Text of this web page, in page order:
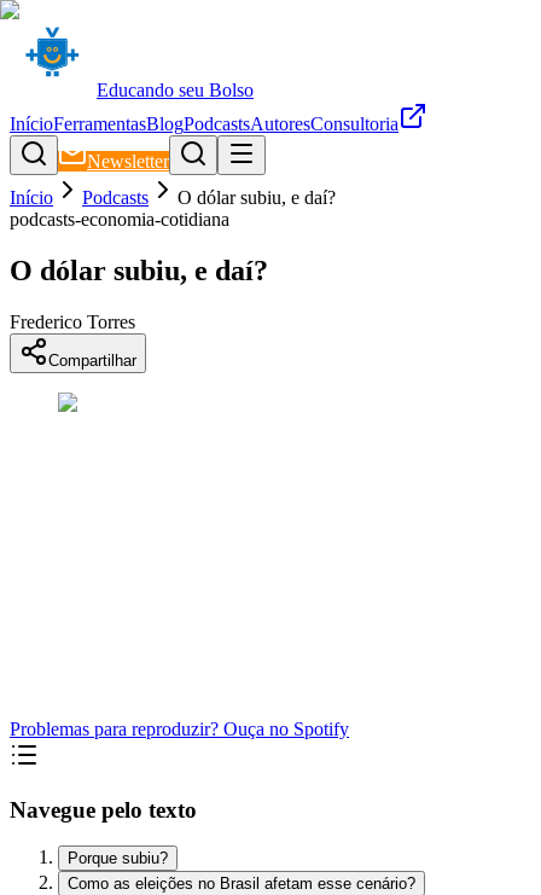
Educando seu Bolso
InícioFerramentasBlogPodcastsAutoresConsultoria
Newsletter
Início
Podcasts
O dólar subiu, e daí?
podcasts-economia-cotidiana
O dólar subiu, e daí?
Frederico Torres
Compartilhar
Problemas para reproduzir? Ouça no Spotify
Navegue pelo texto
Porque subiu?
Como as eleições no Brasil afetam esse cenário?